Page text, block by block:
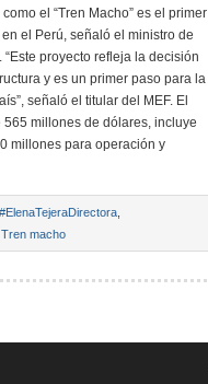
el “Tren Macho” es el primer
el Perú, señaló el ministro de
proyecto refleja la decisión
y es un primer paso para la
señaló el titular del MEF. El
millones de dólares, incluye
millones para operación y
#ElenaTejeraDirectora
Tren macho